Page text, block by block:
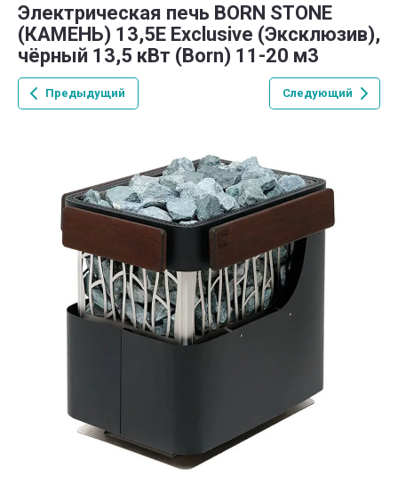
Электрическая печь BORN STONE
(КАМЕНЬ) 13,5E Exclusive (Эксклюзив),
чёрный 13,5 кВт (Born) 11-20 м3
Предыдущий Следующий